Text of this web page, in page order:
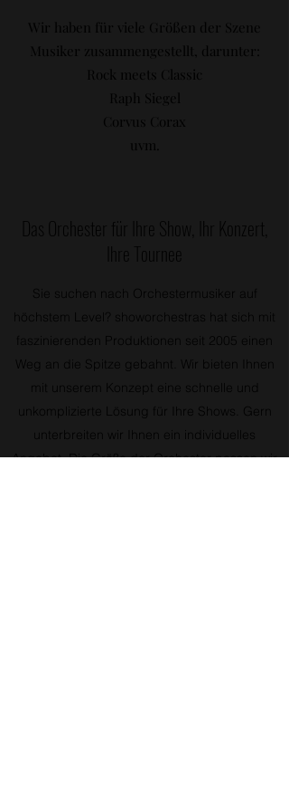
Wir haben für viele Größen der Szene
Musiker zusammengestellt, darunter:
Rock meets Classic
Raph Siegel
Corvus Corax
uvm.
Das Orchester für Ihre Show, Ihr Konzert,
Ihre Tournee
Sie suchen nach Orchestermusiker auf
höchstem Level? showorchestras hat sich mit
faszinierenden Produktionen seit 2005 einen
Weg an die Spitze gebahnt. Wir bieten Ihnen
mit unserem Konzept eine schnelle und
unkomplizierte Lösung für Ihre Shows. Gern
unterbreiten wir Ihnen ein individuelles
Angebot. Die Größe der Orchester passen wir